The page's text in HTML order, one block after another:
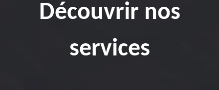
Découvrir nos
services